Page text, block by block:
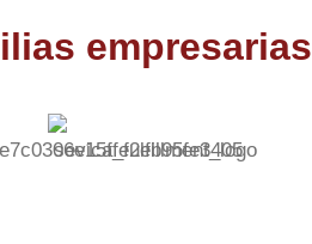
empresarias